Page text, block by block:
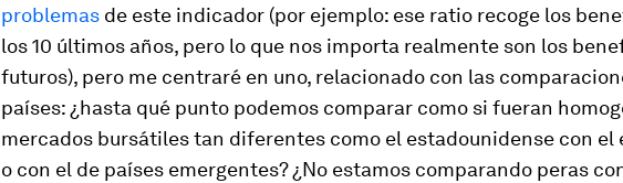
problemas de este indicador (por ejemplo: ese ratio recoge los
los 10 últimos años, pero lo que nos importa realmente son los
futuros), pero me centraré en uno, relacionado con las
países:¿hasta qué punto podemos comparar como si fueran
mercados bursátiles tan diferentes como el estadounidense con el
o con el de países emergentes?¿No estamos comparando peras